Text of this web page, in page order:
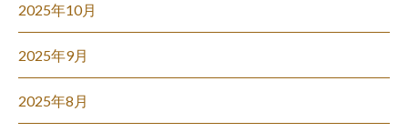
2025年10月
2025年9月
2025年8月